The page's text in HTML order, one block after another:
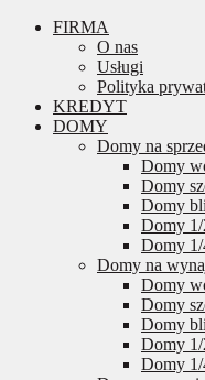
FIRMA
O nas
Usługi
Polityka
KREDYT
DOMY
Domy na
Domy
Domy
Domy
Domy 1/
Domy
Domy na
Domy
Domy
Domy
Domy 1/
Domy